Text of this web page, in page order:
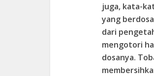
juga, kata-
yang
dari
mengotori
dosanya.